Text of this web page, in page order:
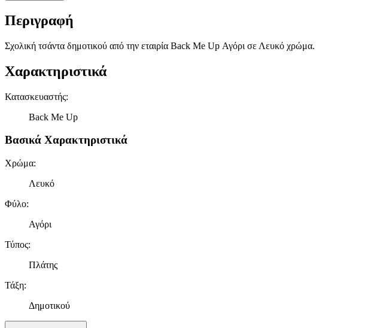
Περιγραφή
Σχολική τσάντα δημοτικού από την εταιρία Back Me Up Αγόρι σε Λευκό χρώμα.
Χαρακτηριστικά
Κατασκευαστής:
Back Me Up
Βασικά Χαρακτηριστικά
Χρώμα:
Λευκό
Φύλο:
Αγόρι
Τύπος:
Πλάτης
Τάξη:
Δημοτικού